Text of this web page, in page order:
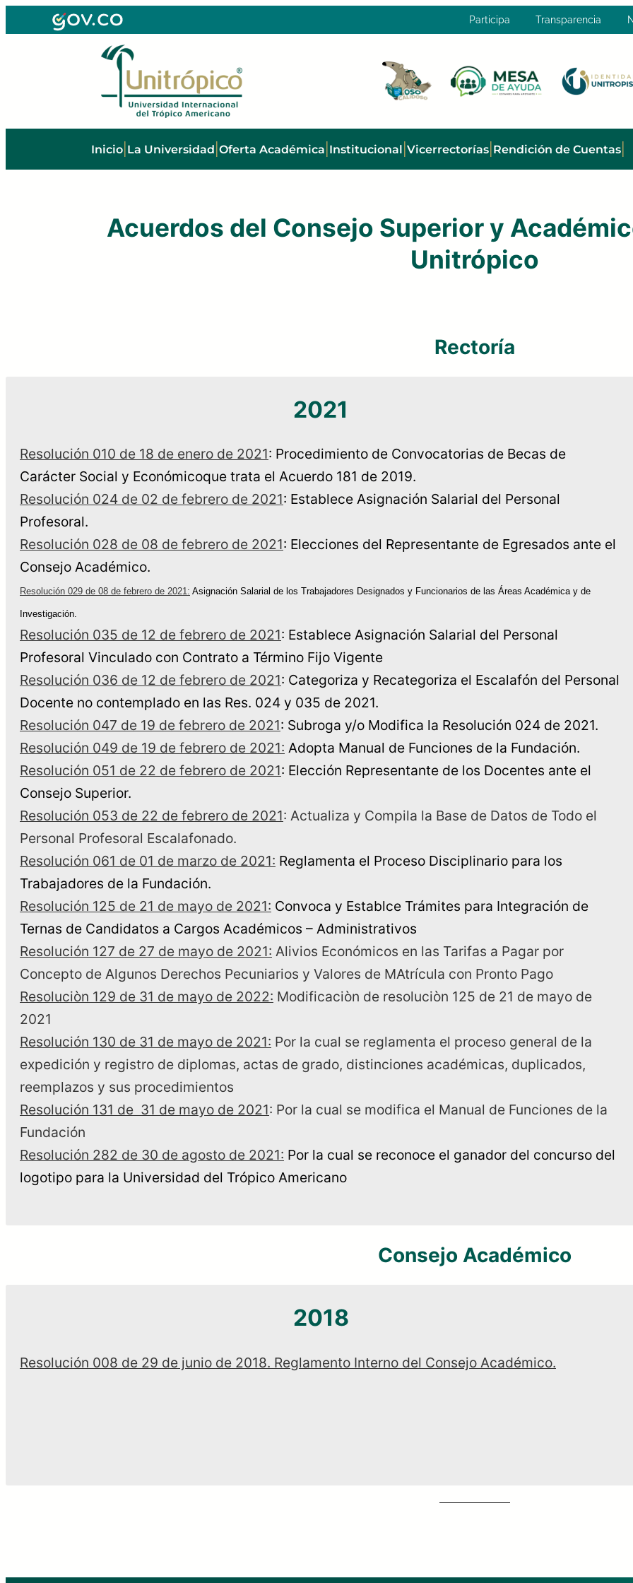
al
Participa Transparencia
Inicio| La Universidad Oferta Académica Institucional Vicerrectorías| Rendición de Cuentas|
Acuerdos del Consejo Superior y
Unitrópico
Rectoría
2021
Resolución 010 de 18 de enero de 2021: Procedimiento de Convocatorias de Becas de
Carácter Social y Económicoque trata el Acuerdo 181 de 2019.
Resolución 024 de 02 de febrero de 2021: Establece Asignación Salarial del Personal
Profesoral.
Resolución 028 de 08 de febrero de 2021: Elecciones del Representante de Egresados ante el
Consejo Académico.
Resolución 029 de 08 de febrero de 2021: Asignación Salarial de los Trabajadores Designados y Funcionarios de las Áreas Académica y de
Investigación.
Resolución 035 de 12 de febrero de 2021: Establece Asignación Salarial del Personal
Profesoral Vinculado con Contrato a Término Fijo Vigente
Resolución 036 de 12 de febrero de 2021: Categoriza y Recategoriza el Escalafón del Personal
Docente no contemplado en las Res. 024 y 035 de 2021.
Resolución 047 de 19 de febrero de 2021: Subroga y/o Modifica la Resolución 024 de 2021.
Resolución 049 de 19 de febrero de 2021: Adopta Manual de Funciones de la Fundación.
Resolución 051 de 22 de febrero de 2021: Elección Representante de los Docentes ante el
Consejo Superior.
Resolución 053 de 22 de febrero de 2021: Actualiza y Compila la Base de Datos de Todo el
Personal Profesoral Escalafonado.
Resolución 061 de 01 de marzo de 2021: Reglamenta el Proceso Disciplinario para los
Trabajadores de la Fundación.
Resolución 125 de 21 de mayo de 2021: Convoca y Establce Trámites para Integración de
Ternas de Candidatos a Cargos Académicos – Administrativos
Resolución 127 de 27 de mayo de 2021: Alivios Económicos en las Tarifas a Pagar por
Concepto de Algunos Derechos Pecuniarios y Valores de MAtrícula con Pronto Pago
Resoluciòn 129 de 31 de mayo de 2022: Modificaciòn de resoluciòn 125 de 21 de mayo de
2021
Resolución 130 de 31 de mayo de 2021: Por la cual se reglamenta el proceso general de la
expedición y registro de diplomas, actas de grado, distinciones académicas, duplicados,
reemplazos y sus procedimientos
Resolución 131 de 31 de mayo de 2021: Por la cual se modifica el Manual de Funciones de la
Fundación
Resolución 282 de 30 de agosto de 2021: Por la cual se reconoce el ganador del concurso del
logotipo para la Universidad del Trópico Americano
Consejo Académico
2018
Resolución 008 de 29 de junio de 2018. Reglamento Interno del Consejo Académico.